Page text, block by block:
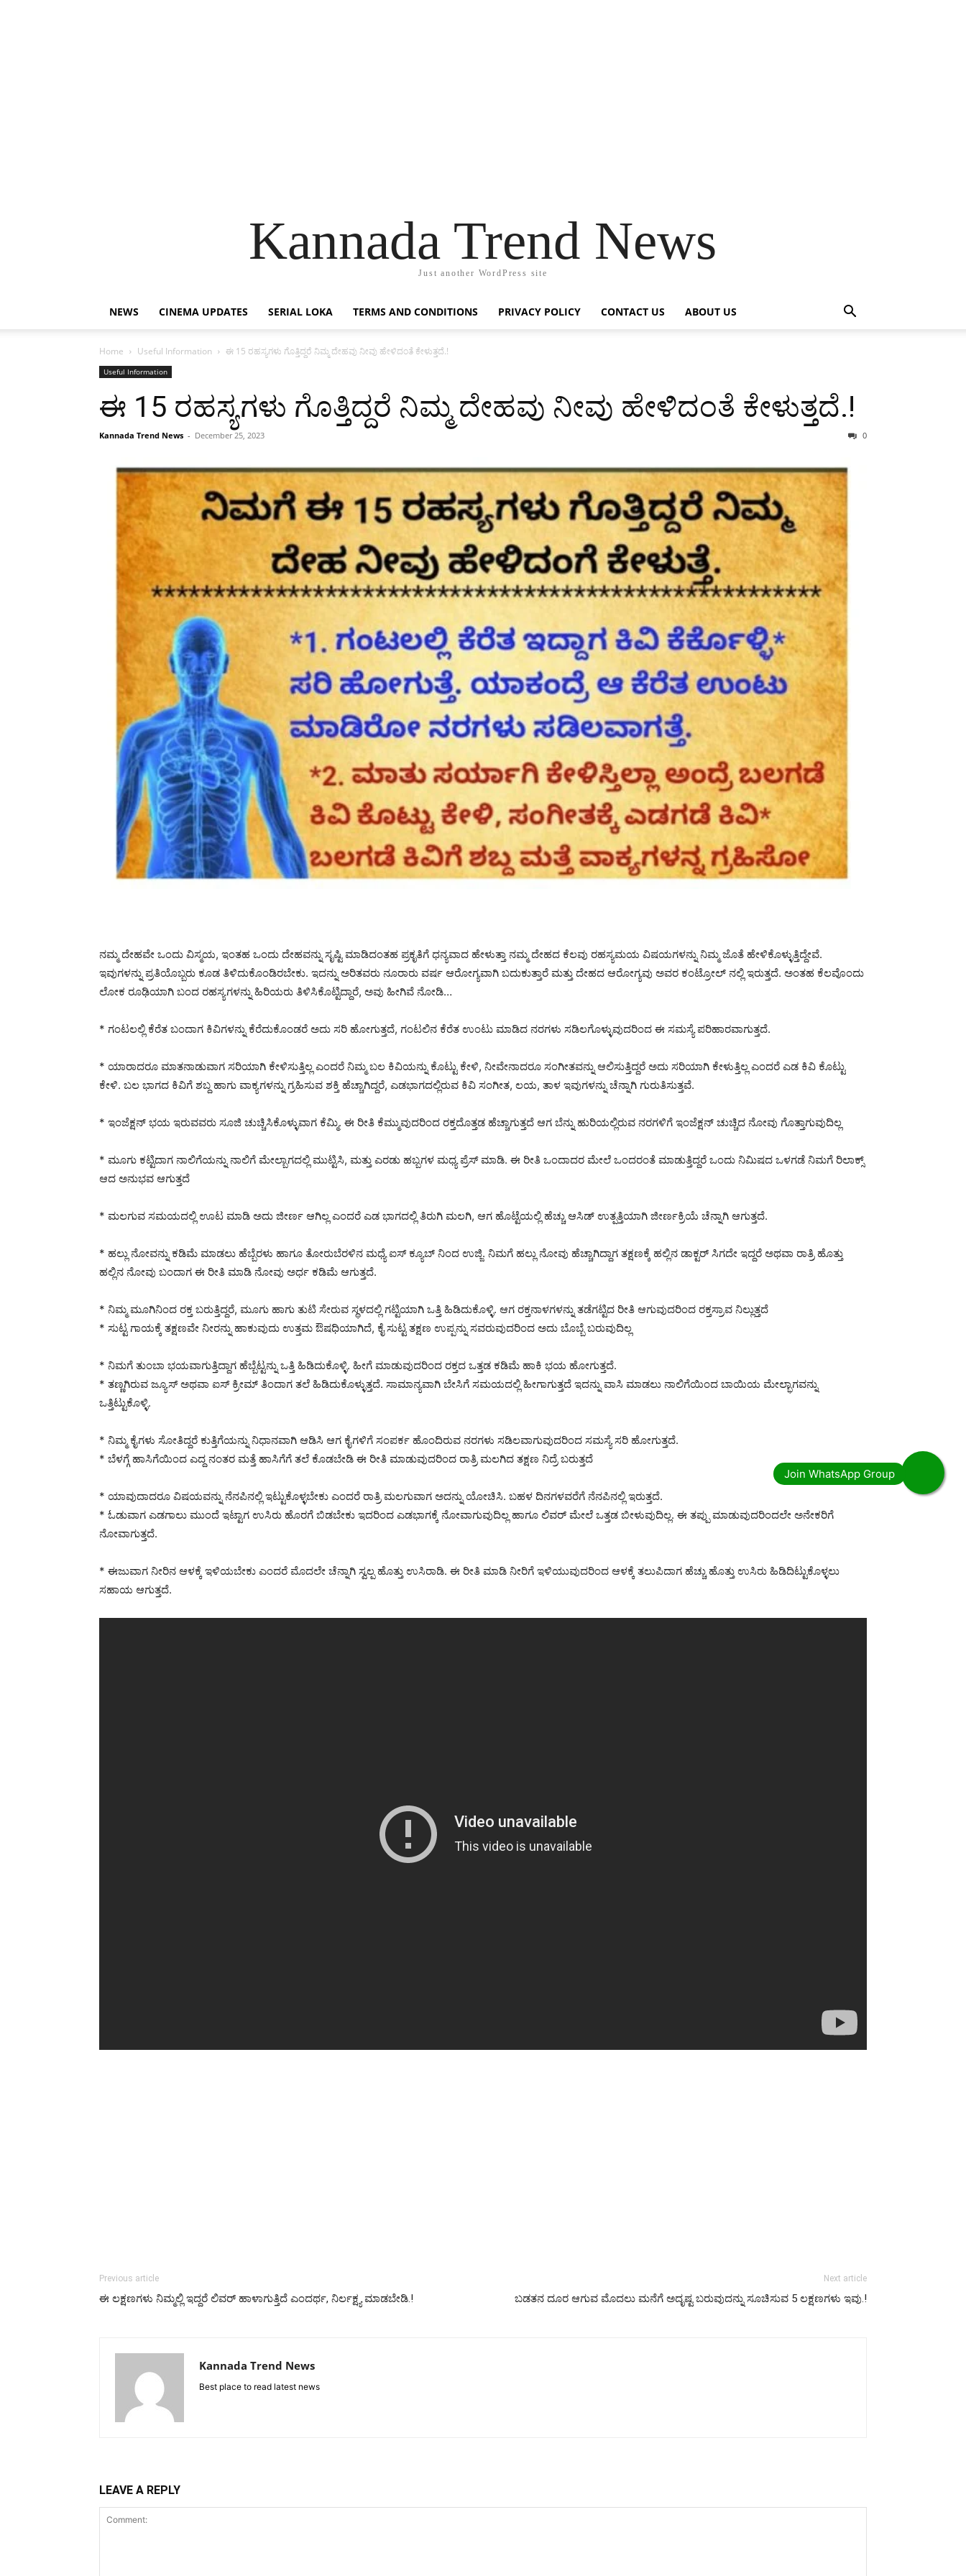
Kannada Trend News
Just another WordPress site
NEWS CINEMA UPDATES SERIAL LOKA TERMS AND CONDITIONS PRIVACY POLICY CONTACT US ABOUT US
Home Useful Information ಈ 15 ರಹಸ್ಯಗಳು ಗೊತ್ತಿದ್ದರೆ ನಿಮ್ಮ ದೇಹವು ನೀವು ಹೇಳಿದಂತೆ ಕೇಳುತ್ತದೆ.!
Useful Information
ಈ 15 ರಹಸ್ಯಗಳು ಗೊತ್ತಿದ್ದರೆ ನಿಮ್ಮ ದೇಹವು ನೀವು ಹೇಳಿದಂತೆ ಕೇಳುತ್ತದೆ.!
Kannada Trend News - December 25, 2023 0
ನಮ್ಮ ದೇಹವೇ ಒಂದು ವಿಸ್ಮಯ, ಇಂತಹ ಒಂದು ದೇಹವನ್ನು ಸೃಷ್ಟಿ ಮಾಡಿದಂತಹ ಪ್ರಕೃತಿಗೆ ಧನ್ಯವಾದ ಹೇಳುತ್ತಾ ನಮ್ಮ ದೇಹದ ಕೆಲವು ರಹಸ್ಯಮಯ ವಿಷಯಗಳನ್ನು ನಿಮ್ಮ ಜೊತೆ ಹೇಳಿಕೊಳ್ಳುತ್ತಿದ್ದೇವೆ.
ಇವುಗಳನ್ನು ಪ್ರತಿಯೊಬ್ಬರು ಕೂಡ ತಿಳಿದುಕೊಂಡಿರಬೇಕು. ಇದನ್ನು ಅರಿತವರು ನೂರಾರು ವರ್ಷ ಆರೋಗ್ಯವಾಗಿ ಬದುಕುತ್ತಾರೆ ಮತ್ತು ದೇಹದ ಆರೋಗ್ಯವು ಅವರ ಕಂಟ್ರೋಲ್ ನಲ್ಲಿ ಇರುತ್ತದೆ. ಅಂತಹ ಕೆಲವೊಂದು
ಲೋಕ ರೂಢಿಯಾಗಿ ಬಂದ ರಹಸ್ಯಗಳನ್ನು ಹಿರಿಯರು ತಿಳಿಸಿಕೊಟ್ಟಿದ್ದಾರೆ, ಅವು ಹೀಗಿವೆ ನೋಡಿ…
* ಗಂಟಲಲ್ಲಿ ಕೆರೆತ ಬಂದಾಗ ಕಿವಿಗಳನ್ನು ಕೆರೆದುಕೊಂಡರೆ ಅದು ಸರಿ ಹೋಗುತ್ತದೆ, ಗಂಟಲಿನ ಕೆರೆತ ಉಂಟು ಮಾಡಿದ ನರಗಳು ಸಡಿಲಗೊಳ್ಳುವುದರಿಂದ ಈ ಸಮಸ್ಯೆ ಪರಿಹಾರವಾಗುತ್ತದೆ.
* ಯಾರಾದರೂ ಮಾತನಾಡುವಾಗ ಸರಿಯಾಗಿ ಕೇಳಿಸುತ್ತಿಲ್ಲ ಎಂದರೆ ನಿಮ್ಮ ಬಲ ಕಿವಿಯನ್ನು ಕೊಟ್ಟು ಕೇಳಿ, ನೀವೇನಾದರೂ ಸಂಗೀತವನ್ನು ಆಲಿಸುತ್ತಿದ್ದರೆ ಅದು ಸರಿಯಾಗಿ ಕೇಳುತ್ತಿಲ್ಲ ಎಂದರೆ ಎಡ ಕಿವಿ ಕೊಟ್ಟು
ಕೇಳಿ. ಬಲ ಭಾಗದ ಕಿವಿಗೆ ಶಬ್ದ ಹಾಗು ವಾಕ್ಯಗಳನ್ನು ಗ್ರಹಿಸುವ ಶಕ್ತಿ ಹೆಚ್ಚಾಗಿದ್ದರೆ, ಎಡಭಾಗದಲ್ಲಿರುವ ಕಿವಿ ಸಂಗೀತ, ಲಯ, ತಾಳ ಇವುಗಳನ್ನು ಚೆನ್ನಾಗಿ ಗುರುತಿಸುತ್ತವೆ.
* ಇಂಜೆಕ್ಷನ್ ಭಯ ಇರುವವರು ಸೂಜಿ ಚುಚ್ಚಿಸಿಕೊಳ್ಳುವಾಗ ಕೆಮ್ಮಿ. ಈ ರೀತಿ ಕೆಮ್ಮುವುದರಿಂದ ರಕ್ತದೊತ್ತಡ ಹೆಚ್ಚಾಗುತ್ತದೆ ಆಗ ಬೆನ್ನು ಹುರಿಯಲ್ಲಿರುವ ನರಗಳಿಗೆ ಇಂಜೆಕ್ಷನ್ ಚುಚ್ಚಿದ ನೋವು ಗೊತ್ತಾಗುವುದಿಲ್ಲ
* ಮೂಗು ಕಟ್ಟಿದಾಗ ನಾಲಿಗೆಯನ್ನು ನಾಲಿಗೆ ಮೇಲ್ಬಾಗದಲ್ಲಿ ಮುಟ್ಟಿಸಿ, ಮತ್ತು ಎರಡು ಹಬ್ಬಗಳ ಮಧ್ಯ ಪ್ರೆಸ್ ಮಾಡಿ. ಈ ರೀತಿ ಒಂದಾದರ ಮೇಲೆ ಒಂದರಂತೆ ಮಾಡುತ್ತಿದ್ದರೆ ಒಂದು ನಿಮಿಷದ ಒಳಗಡೆ ನಿಮಗೆ ರಿಲಾಕ್ಸ್
ಆದ ಅನುಭವ ಆಗುತ್ತದೆ
* ಮಲಗುವ ಸಮಯದಲ್ಲಿ ಊಟ ಮಾಡಿ ಅದು ಜೀರ್ಣ ಆಗಿಲ್ಲ ಎಂದರೆ ಎಡ ಭಾಗದಲ್ಲಿ ತಿರುಗಿ ಮಲಗಿ, ಆಗ ಹೊಟ್ಟೆಯಲ್ಲಿ ಹೆಚ್ಚು ಆಸಿಡ್ ಉತ್ಪತ್ತಿಯಾಗಿ ಜೀರ್ಣಕ್ರಿಯೆ ಚೆನ್ನಾಗಿ ಆಗುತ್ತದೆ.
* ಹಲ್ಲು ನೋವನ್ನು ಕಡಿಮೆ ಮಾಡಲು ಹೆಬ್ಬೆರಳು ಹಾಗೂ ತೋರುಬೆರಳಿನ ಮಧ್ಯೆ ಐಸ್ ಕ್ಯೂಬ್ ನಿಂದ ಉಜ್ಜಿ. ನಿಮಗೆ ಹಲ್ಲು ನೋವು ಹೆಚ್ಚಾಗಿದ್ದಾಗ ತಕ್ಷಣಕ್ಕೆ ಹಲ್ಲಿನ ಡಾಕ್ಟರ್ ಸಿಗದೇ ಇದ್ದರೆ ಅಥವಾ ರಾತ್ರಿ ಹೊತ್ತು
ಹಲ್ಲಿನ ನೋವು ಬಂದಾಗ ಈ ರೀತಿ ಮಾಡಿ ನೋವು ಅರ್ಧ ಕಡಿಮೆ ಆಗುತ್ತದೆ.
* ನಿಮ್ಮ ಮೂಗಿನಿಂದ ರಕ್ತ ಬರುತ್ತಿದ್ದರೆ, ಮೂಗು ಹಾಗು ತುಟಿ ಸೇರುವ ಸ್ಥಳದಲ್ಲಿ ಗಟ್ಟಿಯಾಗಿ ಒತ್ತಿ ಹಿಡಿದುಕೊಳ್ಳಿ. ಆಗ ರಕ್ತನಾಳಗಳನ್ನು ತಡೆಗಟ್ಟಿದ ರೀತಿ ಆಗುವುದರಿಂದ ರಕ್ತಸ್ರಾವ ನಿಲ್ಲುತ್ತದೆ
* ಸುಟ್ಟ ಗಾಯಕ್ಕೆ ತಕ್ಷಣವೇ ನೀರನ್ನು ಹಾಕುವುದು ಉತ್ತಮ ಔಷಧಿಯಾಗಿದೆ, ಕೈ ಸುಟ್ಟ ತಕ್ಷಣ ಉಪ್ಪನ್ನು ಸವರುವುದರಿಂದ ಅದು ಬೊಬ್ಬೆ ಬರುವುದಿಲ್ಲ
* ನಿಮಗೆ ತುಂಬಾ ಭಯವಾಗುತ್ತಿದ್ದಾಗ ಹೆಬ್ಬೆಟ್ಟನ್ನು ಒತ್ತಿ ಹಿಡಿದುಕೊಳ್ಳಿ. ಹೀಗೆ ಮಾಡುವುದರಿಂದ ರಕ್ತದ ಒತ್ತಡ ಕಡಿಮೆ ಹಾಕಿ ಭಯ ಹೋಗುತ್ತದೆ.
* ತಣ್ಣಗಿರುವ ಜ್ಯೂಸ್ ಅಥವಾ ಐಸ್ ಕ್ರೀಮ್ ತಿಂದಾಗ ತಲೆ ಹಿಡಿದುಕೊಳ್ಳುತ್ತದೆ. ಸಾಮಾನ್ಯವಾಗಿ ಬೇಸಿಗೆ ಸಮಯದಲ್ಲಿ ಹೀಗಾಗುತ್ತದೆ ಇದನ್ನು ವಾಸಿ ಮಾಡಲು ನಾಲಿಗೆಯಿಂದ ಬಾಯಿಯ ಮೇಲ್ಭಾಗವನ್ನು
ಒತ್ತಿಟ್ಟುಕೊಳ್ಳಿ.
* ನಿಮ್ಮ ಕೈಗಳು ಸೋತಿದ್ದರೆ ಕುತ್ತಿಗೆಯನ್ನು ನಿಧಾನವಾಗಿ ಆಡಿಸಿ ಆಗ ಕೈಗಳಿಗೆ ಸಂಪರ್ಕ ಹೊಂದಿರುವ ನರಗಳು ಸಡಿಲವಾಗುವುದರಿಂದ ಸಮಸ್ಯೆ ಸರಿ ಹೋಗುತ್ತದೆ.
* ಬೆಳಗ್ಗೆ ಹಾಸಿಗೆಯಿಂದ ಎದ್ದ ನಂತರ ಮತ್ತೆ ಹಾಸಿಗೆಗೆ ತಲೆ ಕೊಡಬೇಡಿ ಈ ರೀತಿ ಮಾಡುವುದರಿಂದ ರಾತ್ರಿ ಮಲಗಿದ ತಕ್ಷಣ ನಿದ್ರೆ ಬರುತ್ತದೆ
* ಯಾವುದಾದರೂ ವಿಷಯವನ್ನು ನೆನಪಿನಲ್ಲಿ ಇಟ್ಟುಕೊಳ್ಳಬೇಕು ಎಂದರೆ ರಾತ್ರಿ ಮಲಗುವಾಗ ಅದನ್ನು ಯೋಚಿಸಿ. ಬಹಳ ದಿನಗಳವರೆಗೆ ನೆನಪಿನಲ್ಲಿ ಇರುತ್ತದೆ.
* ಓಡುವಾಗ ಎಡಗಾಲು ಮುಂದೆ ಇಟ್ಟಾಗ ಉಸಿರು ಹೊರಗೆ ಬಿಡಬೇಕು ಇದರಿಂದ ಎಡಭಾಗಕ್ಕೆ ನೋವಾಗುವುದಿಲ್ಲ ಹಾಗೂ ಲಿವರ್ ಮೇಲೆ ಒತ್ತಡ ಬೀಳುವುದಿಲ್ಲ. ಈ ತಪ್ಪು ಮಾಡುವುದರಿಂದಲೇ ಅನೇಕರಿಗೆ
ನೋವಾಗುತ್ತದೆ.
* ಈಜುವಾಗ ನೀರಿನ ಆಳಕ್ಕೆ ಇಳಿಯಬೇಕು ಎಂದರೆ ಮೊದಲೇ ಚೆನ್ನಾಗಿ ಸ್ವಲ್ಪ ಹೊತ್ತು ಉಸಿರಾಡಿ. ಈ ರೀತಿ ಮಾಡಿ ನೀರಿಗೆ ಇಳಿಯುವುದರಿಂದ ಆಳಕ್ಕೆ ತಲುಪಿದಾಗ ಹೆಚ್ಚು ಹೊತ್ತು ಉಸಿರು ಹಿಡಿದಿಟ್ಟುಕೊಳ್ಳಲು
ಸಹಾಯ ಆಗುತ್ತದೆ.
Previous article
ಈ ಲಕ್ಷಣಗಳು ನಿಮ್ಮಲ್ಲಿ ಇದ್ದರೆ ಲಿವರ್ ಹಾಳಾಗುತ್ತಿದೆ ಎಂದರ್ಥ, ನಿರ್ಲಕ್ಷ್ಯ ಮಾಡಬೇಡಿ.!
Next article
ಬಡತನ ದೂರ ಆಗುವ ಮೊದಲು ಮನೆಗೆ ಅದೃಷ್ಟ ಬರುವುದನ್ನು ಸೂಚಿಸುವ 5 ಲಕ್ಷಣಗಳು ಇವು.!
Kannada Trend News
Best place to read latest news
LEAVE A REPLY